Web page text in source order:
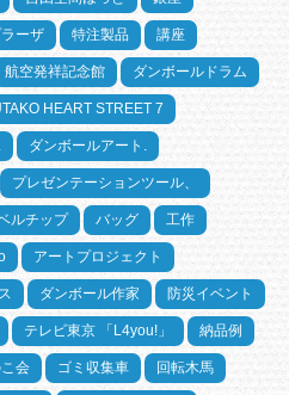
ーザ 特注製品 講座
航空発祥記念館 ダンボールドラム
HEART STREET 7
ダンボールアート.
プレゼンテーションツール、
ルチップ バッグ 工作
アートプロジェクト
ダンボール作家 防災イベント
テレビ東京 「L4you!」 納品例
会 ゴミ収集車 回転木馬